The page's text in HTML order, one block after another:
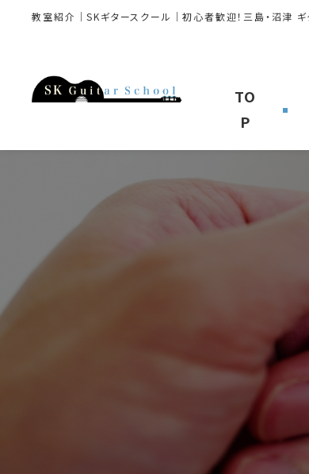
教室紹介｜SKギタースクール｜初心者歓迎！三島・沼津 ギ
TO
P